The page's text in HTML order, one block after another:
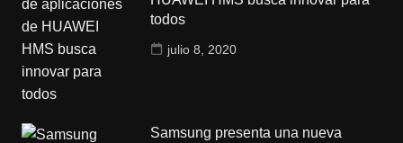
todos
julio 8, 2020
Samsung presenta una nueva